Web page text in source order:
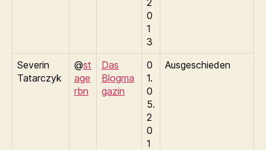
2
0
1
3
Severin
Tatarczyk
@st
age
rbn
Das
Blogma
gazin
0
1.
0
5.
2
0
1
Ausgeschieden